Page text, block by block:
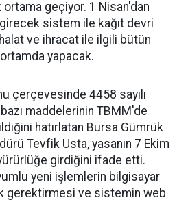
geçiyor. 1 Nisan'dan
sistem ile kağıt devri
ve ihracat ile ilgili bütün
yapacak.
çerçevesinde 4458 sayılı
maddelerinin TBMM'de
hatırlatan Bursa Gümrük
Tevfik Usta, yasanın 7 Ekim
girdiğini ifade etti.
yeni işlemlerin bilgisayar
gerektirmesi ve sistemin web